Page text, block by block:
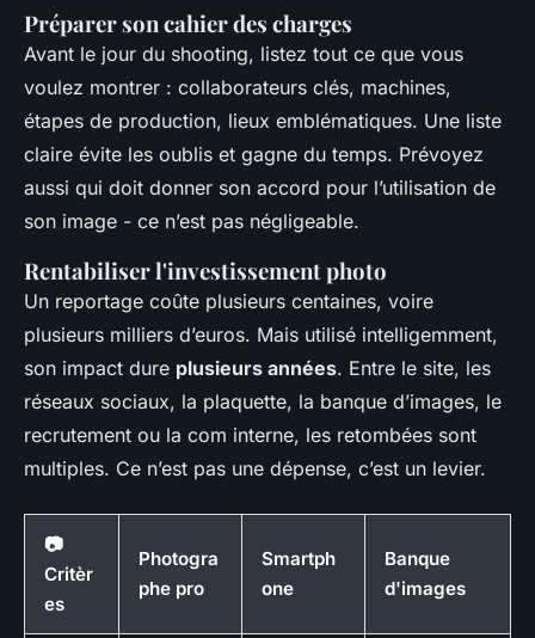
Préparer son cahier des charges
Avant le jour du shooting, listez tout ce que vous
voulez montrer : collaborateurs clés, machines,
étapes de production, lieux emblématiques. Une liste
claire évite les oublis et gagne du temps. Prévoyez
aussi qui doit donner son accord pour l’utilisation de
son image - ce n’est pas négligeable.
Rentabiliser l'investissement photo
Un reportage coûte plusieurs centaines, voire
plusieurs milliers d’euros. Mais utilisé intelligemment,
son impact dure plusieurs années. Entre le site, les
réseaux sociaux, la plaquette, la banque d’images, le
recrutement ou la com interne, les retombées sont
multiples. Ce n’est pas une dépense, c’est un levier.
📷
Critèr
es
Photogra
phe pro
Smartph
one
Banque
d'images